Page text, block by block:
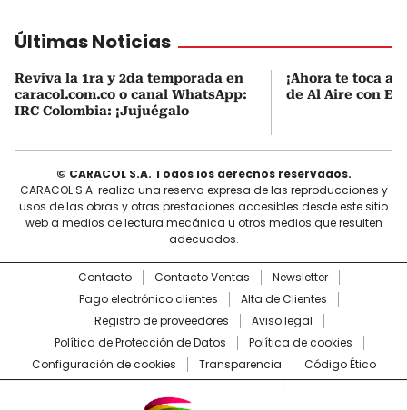
Últimas Noticias
Reviva la 1ra y 2da temporada en
caracol.com.co o canal WhatsApp:
IRC Colombia: ¡Jujuégalo
¡Ahora te toca a
de Al Aire con
© CARACOL S.A. Todos los derechos reservados.
CARACOL S.A. realiza una reserva expresa de las reproducciones y
usos de las obras y otras prestaciones accesibles desde este sitio
web a medios de lectura mecánica u otros medios que resulten
adecuados.
Contacto Contacto Ventas
Newsletter
Pago electrónico clientes
Alta de Clientes
Registro de proveedores
Aviso legal
Política de Protección de Datos
Política de cookies
Configuración de cookies
Transparencia Código Ético